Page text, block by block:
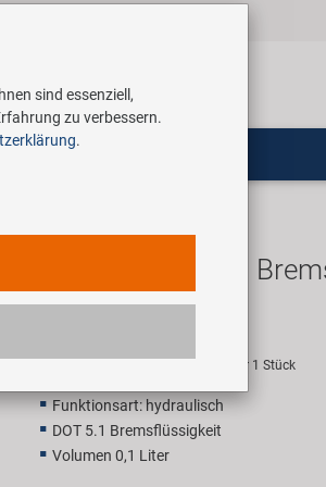
M-WAVE DOT 5.1
Unverbindliche Preisempfehlung für 1 Stück
Funktionsart: hydraulisch
DOT 5.1 Bremsflüssigkeit
Volumen 0,1 Liter
sind essenziell,
zu verbessern.
.